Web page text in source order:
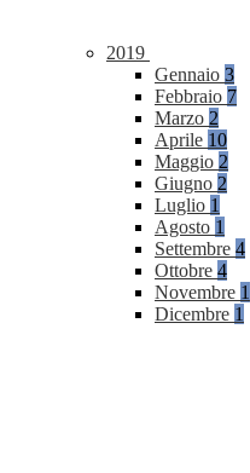
2019
Gennaio 3
Febbraio 7
Marzo 2
Aprile 10
Maggio 2
Giugno 2
Luglio 1
Agosto 1
Settembre 4
Ottobre 4
Novembre 1
Dicembre 1